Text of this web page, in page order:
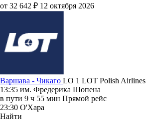
от 32 642 ₽ 12 октября 2026
Варшава - Чикаго LO 1 LOT Polish Airlines
13:35 им. Фредерика Шопена
в пути 9 ч 55 мин Прямой рейс
23:30 О'Хара
Найти